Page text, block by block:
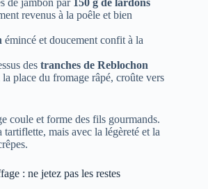
revenus à la poêle et bien
émincé et doucement confit à la
des tranches de Reblochon
place du fromage râpé, croûte vers
coule et forme des fils gourmands.
mais avec la légèreté et la
: ne jetez pas les restes